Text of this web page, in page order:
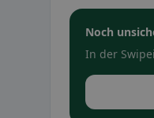
Noch
In der